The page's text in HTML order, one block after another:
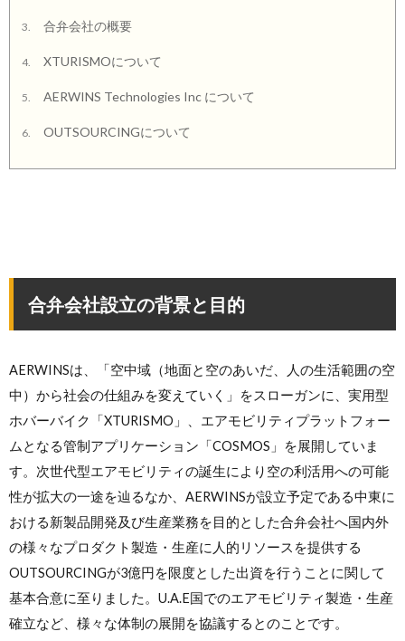
3. 合弁会社の概要
4. XTURISMOについて
5. AERWINS Technologies Inc について
6. OUTSOURCINGについて
合弁会社設立の背景と目的
AERWINSは、「空中域（地面と空のあいだ、人の生活範囲の空
中）から社会の仕組みを変えていく」をスローガンに、実用型
ホバーバイク「XTURISMO」、エアモビリティプラットフォー
ムとなる管制アプリケーション「COSMOS」を展開していま
す。次世代型エアモビリティの誕生により空の利活用への可能
性が拡大の一途を辿るなか、AERWINSが設立予定である中東に
おける新製品開発及び生産業務を目的とした合弁会社へ国内外
の様々なプロダクト製造・生産に人的リソースを提供する
OUTSOURCINGが3億円を限度とした出資を行うことに関して
基本合意に至りました。U.A.E国でのエアモビリティ製造・生産
確立など、様々な体制の展開を協議するとのことです。